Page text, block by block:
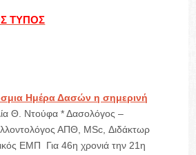
ΤΥΠΟΣ
Ημέρα Δασών η σημερινή
Θ. Ντούφα * Δασολόγος –
ΑΠΘ, MSc, Διδάκτωρ
ΕΜΠ Για 46η χρονιά την 21η